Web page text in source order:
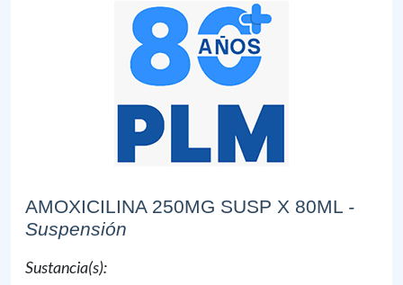
AMOXICILINA 250MG SUSP X 80ML -
Suspensión
Sustancia(s):